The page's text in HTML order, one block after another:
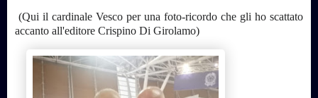
(Qui il cardinale Vesco per una foto-ricordo che gli ho scattato
accanto all'editore Crispino Di Girolamo)